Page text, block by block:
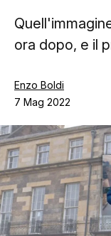
Contatti
ora dopo, e il
Enzo Boldi
7 Mag 2022